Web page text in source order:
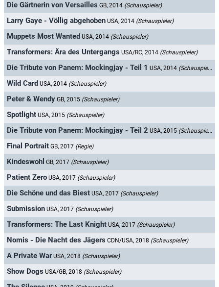
Die Gärtnerin von Versailles GB, 2014 (Schauspieler)
Larry Gaye - Völlig abgehoben USA, 2014 (Schauspieler)
Muppets Most Wanted USA, 2014 (Schauspieler)
Transformers: Ära des Untergangs USA/RC, 2014 (Schauspieler)
Die Tribute von Panem: Mockingjay - Teil 1 USA, 2014 (Schauspieler)
Wild Card USA, 2014 (Schauspieler)
Peter & Wendy GB, 2015 (Schauspieler)
Spotlight USA, 2015 (Schauspieler)
Die Tribute von Panem: Mockingjay - Teil 2 USA, 2015 (Schauspieler)
Final Portrait GB, 2017 (Regie)
Kindeswohl GB, 2017 (Schauspieler)
Patient Zero USA, 2017 (Schauspieler)
Die Schöne und das Biest USA, 2017 (Schauspieler)
Submission USA, 2017 (Schauspieler)
Transformers: The Last Knight USA, 2017 (Schauspieler)
Nomis - Die Nacht des Jägers CDN/USA, 2018 (Schauspieler)
A Private War USA, 2018 (Schauspieler)
Show Dogs USA/GB, 2018 (Schauspieler)